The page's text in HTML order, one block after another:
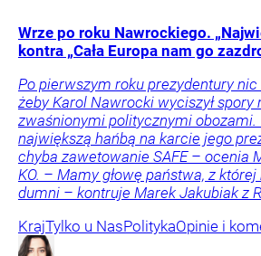
Wrze po roku Nawrockiego.
kontra „Cała Europa nam go
Po pierwszym roku prezydentury nic
żeby Karol Nawrocki wyciszył spory
zwaśnionymi politycznymi
największą hańbą na karcie jego
chyba zawetowanie SAFE – ocenia
KO. – Mamy głowę państwa, z
dumni – kontruje Marek Jakubiak z
KrajTylko u NasPolitykaOpinie i